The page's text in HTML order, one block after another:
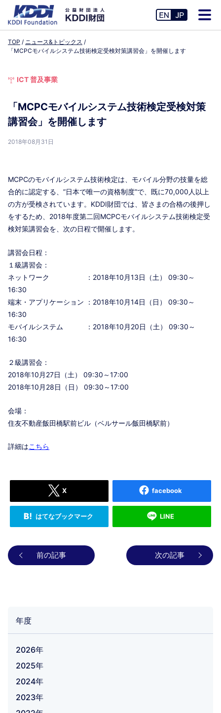
TOP
ニュース&トピックス
「MCPCモバイルシステム技術検定受検対策講習会」を開催します
ICT 普及事業
「MCPCモバイルシステム技術検定受検対策
講習会」を開催します
2018年08月31日
MCPCのモバイルシステム技術検定は、モバイル分野の技量を総
合的に認定する、”日本で唯一の資格制度”で、既に70,000人以上
の方が受検されています。KDDI財団では、皆さまの合格の後押し
をするため、2018年度第二回MCPCモバイルシステム技術検定受
検対策講習会を、次の日程で開催します。
講習会日程：
１級講習会：
ネットワーク ：2018年10月13日（土） 09:30～
16:30
端末・アプリケーション ：2018年10月14日（日） 09:30～
16:30
モバイルシステム ：2018年10月20日（土） 09:30～
16:30
２級講習会：
2018年10月27日（土） 09:30～17:00
2018年10月28日（日） 09:30～17:00
会場：
住友不動産飯田橋駅前ビル（ベルサール飯田橋駅前）
詳細はこちら
X facebook
はてなブックマーク LINE
前の記事 次の記事
年度
2026年
2025年
2024年
2023年